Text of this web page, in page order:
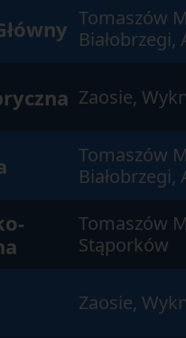
Tomaszów
Zaosie,
Tomaszów
Tomaszów
Stąporków
Zaosie,